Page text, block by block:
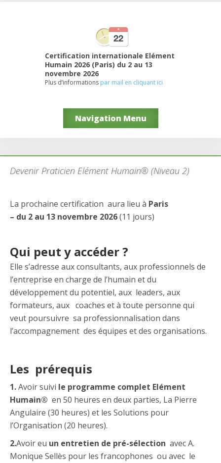
Certification internationale Elément
Humain 2026 (Paris) du 2 au 13
novembre 2026
Plus d’informations par mail en cliquant ici
Navigation Menu
Devenir Praticien Elément Humain® (Niveau 2)
La prochaine certification aura lieu à Paris
– du 2 au 13 novembre 2026(11 jours)
Qui peut y accéder ?
Elle s’adresse aux consultants, aux professionnels de
l’entreprise en charge de l’humain et du
développement du potentiel, aux leaders, aux
formateurs, aux coaches et à toute personne qui
veut poursuivre sa professionnalisation dans
l’accompagnement des équipes et des organisations.
Les prérequis
1.Avoir suivi le programme complet Elément
Humain® en 50 heures en deux parties, La Pierre
Angulaire (30 heures) et les Solutions pour
l’Organisation (20 heures).
2.Avoir eu un entretien de pré-sélection avec A.
Monique Sellès pour les francophones ou avec le